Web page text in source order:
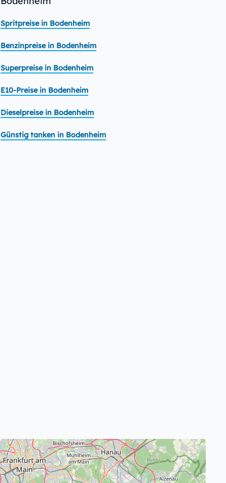
Spritpreise in Bodenheim
Benzinpreise in Bodenheim
Superpreise in Bodenheim
E10-Preise in Bodenheim
Dieselpreise in Bodenheim
Günstig tanken in Bodenheim